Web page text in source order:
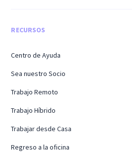
RECURSOS
Centro de Ayuda
Sea nuestro Socio
Trabajo Remoto
Trabajo Híbrido
Trabajar desde Casa
Regreso a la oficina